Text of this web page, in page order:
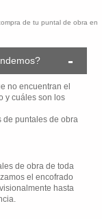
de tu puntal de obra en
no encuentran el
y cuáles son los
de puntales de obra
de obra de toda
el encofrado
hasta